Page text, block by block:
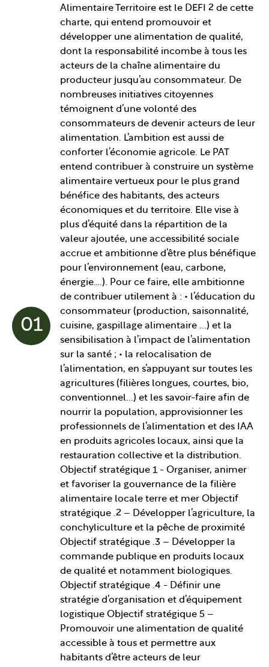
01
Alimentaire Territoire est le DEFI 2 de cette
charte, qui entend promouvoir et
développer une alimentation de qualité,
dont la responsabilité incombe à tous les
acteurs de la chaîne alimentaire du
producteur jusqu’au consommateur. De
nombreuses initiatives citoyennes
témoignent d’une volonté des
consommateurs de devenir acteurs de leur
alimentation. L’ambition est aussi de
conforter l’économie agricole. Le PAT
entend contribuer à construire un système
alimentaire vertueux pour le plus grand
bénéfice des habitants, des acteurs
économiques et du territoire. Elle vise à
plus d’équité dans la répartition de la
valeur ajoutée, une accessibilité sociale
accrue et ambitionne d’être plus bénéfique
pour l’environnement (eau, carbone,
énergie….). Pour ce faire, elle ambitionne
de contribuer utilement à : • l’éducation du
consommateur (production, saisonnalité,
cuisine, gaspillage alimentaire ...) et la
sensibilisation à l’impact de l’alimentation
sur la santé ; • la relocalisation de
l’alimentation, en s’appuyant sur toutes les
agricultures (filières longues, courtes, bio,
conventionnel...) et les savoir-faire afin de
nourrir la population, approvisionner les
professionnels de l’alimentation et des IAA
en produits agricoles locaux, ainsi que la
restauration collective et la distribution.
Objectif stratégique 1 - Organiser, animer
et favoriser la gouvernance de la filière
alimentaire locale terre et mer Objectif
stratégique .2 – Développer l’agriculture, la
conchyliculture et la pêche de proximité
Objectif stratégique .3 – Développer la
commande publique en produits locaux
de qualité et notamment biologiques.
Objectif stratégique .4 - Définir une
stratégie d’organisation et d’équipement
logistique Objectif stratégique 5 –
Promouvoir une alimentation de qualité
accessible à tous et permettre aux
habitants d’être acteurs de leur